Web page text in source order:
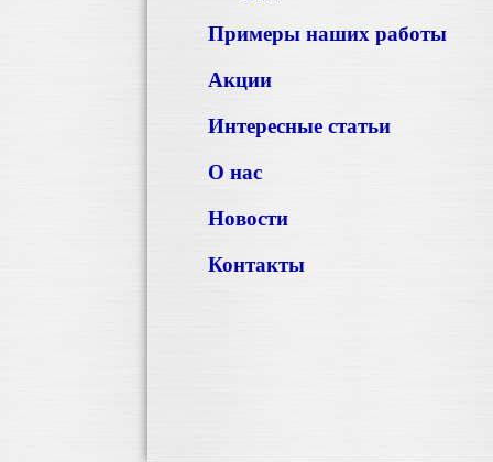
Примеры наших работы
Акции
Интересные статьи
О нас
Новости
Контакты